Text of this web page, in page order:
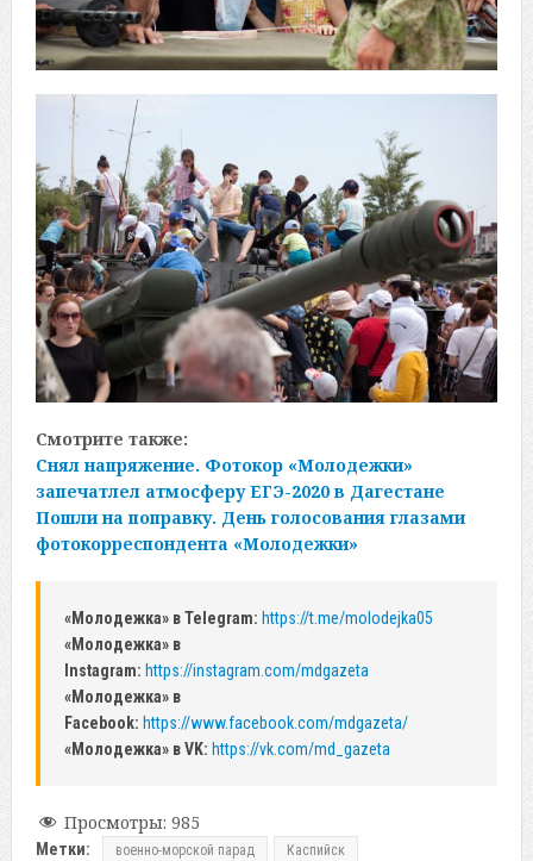
Смотрите также:
Снял напряжение. Фотокор «Молодежки»
запечатлел атмосферу ЕГЭ-2020 в Дагестане
Пошли на поправку. День голосования глазами
фотокорреспондента «Молодежки»
«Молодежка» в Telegram: https://t.me/molodejka05
«Молодежка» в
Instagram: https://instagram.com/mdgazeta
«Молодежка» в
Facebook: https://www.facebook.com/mdgazeta/
«Молодежка» в VK: https://vk.com/md_gazeta
Просмотры: 985
Метки: военно-морской парад Каспийск